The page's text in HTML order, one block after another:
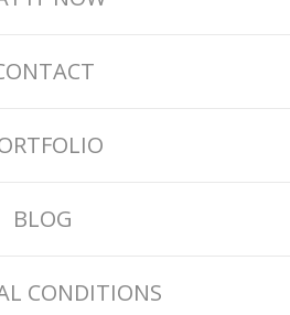
BLOG
CONDITIONS